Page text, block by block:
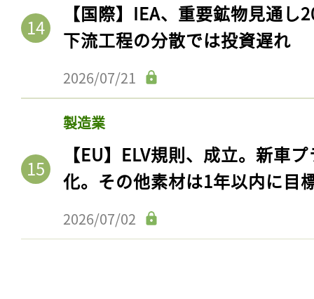
【国際】IEA、重要鉱物見通
下流工程の分散では投資遅れ
2026/07/21
製造業
【EU】ELV規則、成立。新車
化。その他素材は1年以内に目
2026/07/02